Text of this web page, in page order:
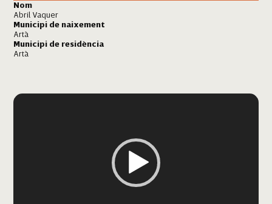
digau visca Sant Antoni,
ai, Sant Antoni!
Nom
Abril Vaquer
Municipi de naixement
Artà
Municipi de residència
Artà
Reproductor